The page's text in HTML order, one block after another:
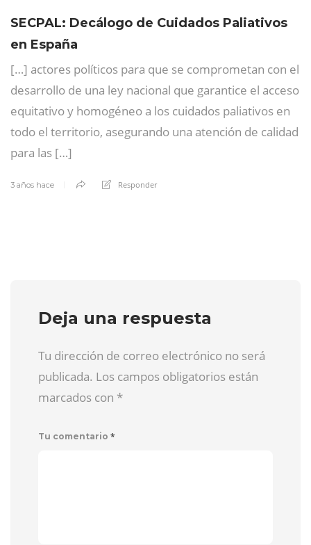
SECPAL: Decálogo de Cuidados Paliativos
en España
[…] actores políticos para que se comprometan con el
desarrollo de una ley nacional que garantice el acceso
equitativo y homogéneo a los cuidados paliativos en
todo el territorio, asegurando una atención de calidad
para las […]
3 años hace Responder
Deja una respuesta
Tu dirección de correo electrónico no será
publicada. Los campos obligatorios están
marcados con *
Tu comentario *